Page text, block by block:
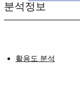
분석정보
활용도 분석